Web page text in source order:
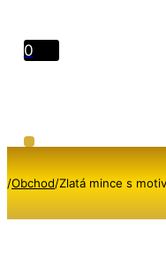
0
/Obchod/Zlatá mince s